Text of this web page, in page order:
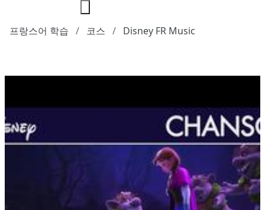
프랑스어 학습 코스 Disney FR Music